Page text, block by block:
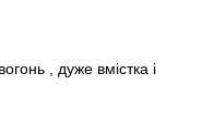
, дуже вмістка і